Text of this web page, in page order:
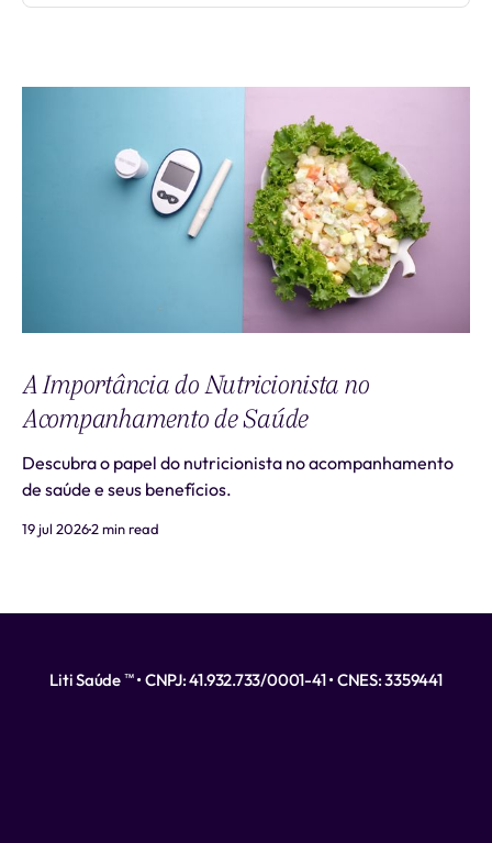
A Importância do Nutricionista no
Acompanhamento de Saúde
Descubra o papel do nutricionista no acompanhamento
de saúde e seus benefícios.
19 jul 20262 min read
Liti Saúde ™ • CNPJ: 41.932.733/0001-41 • CNES: 3359441